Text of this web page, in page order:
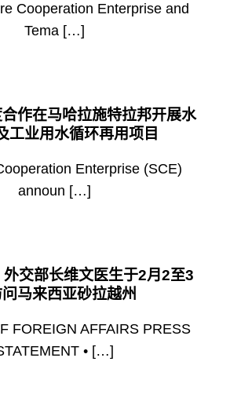
Cooperation Enterprise and
Tema […]
作在马哈拉施特拉邦开展水
工业用水循环再用项目
Enterprise (SCE)
announ […]
交部长维文医生于2月2至3
问马来西亚砂拉越州
FOREIGN AFFAIRS PRESS
• […]